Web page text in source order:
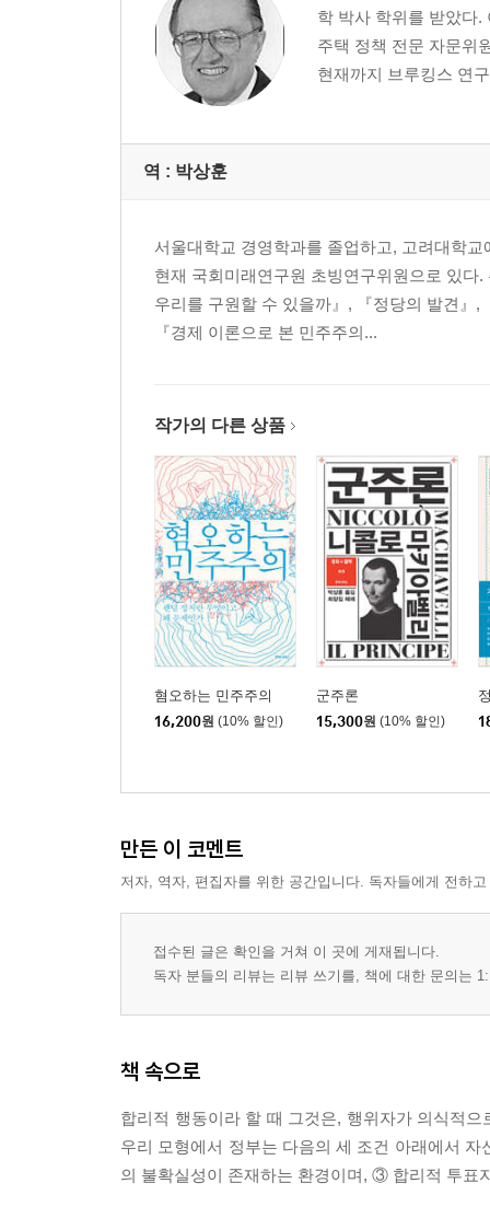
학 박사 학위를 받았다
주택 정책 전문 자문위
현재까지 브루킹스 연
역 : 박상훈
서울대학교 경영학과를 졸업하고, 고려대학
현재 국회미래연구원 초빙연구위원으로 있다
우리를 구원할 수 있을까』, 『정당의 발견』
『경제 이론으로 본 민주주의...
작가의 다른 상품
혐오하는 민주주의
16,200원 (10% 할인)
군주론
15,300원 (10% 할인)
만든 이 코멘트
저자, 역자, 편집자를 위한 공간입니다. 독자들에게 전하
접수된 글은 확인을 거쳐 이 곳에 게재됩니다.
독자 분들의 리뷰는 리뷰 쓰기를, 책에 대한 문의는
책 속으로
합리적 행동이라 할 때 그것은, 행위자가 의식적
우리 모형에서 정부는 다음의 세 조건 아래에서
의 불확실성이 존재하는 환경이며, ③ 합리적 투표